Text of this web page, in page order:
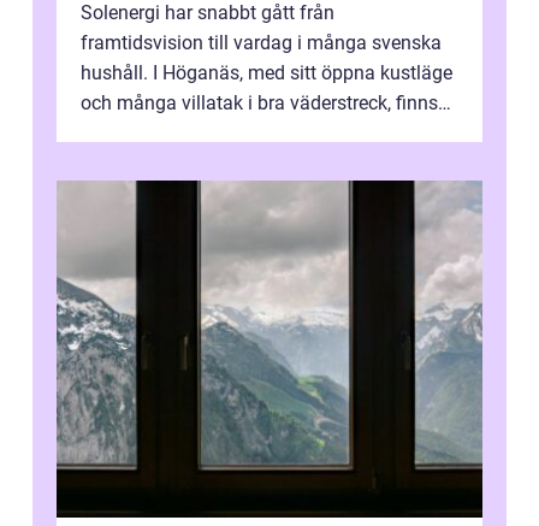
Solenergi har snabbt gått från
framtidsvision till vardag i många svenska
hushåll. I Höganäs, med sitt öppna kustläge
och många villatak i bra väderstreck, finns